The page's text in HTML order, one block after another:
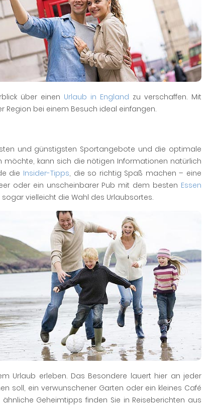
über einen Urlaub in England zu verschaffen. Mit
Region bei einem Besuch ideal einfangen.
und günstigsten Sportangebote und die optimale
möchte, kann sich die nötigen Informationen natürlich
die Insider-Tipps, die so richtig Spaß machen – eine
oder ein unscheinbarer Pub mit dem besten Essen
vielleicht die Wahl des Urlaubsortes.
Urlaub erleben. Das Besondere lauert hier an jeder
soll, ein verwunschener Garten oder ein kleines Café
Geheimtipps finden Sie in Reiseberichten aus